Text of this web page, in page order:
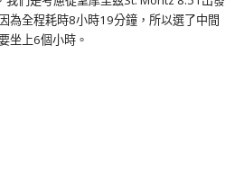
為全程耗時8小時19分鐘，所以選了中間
坐上6個小時。